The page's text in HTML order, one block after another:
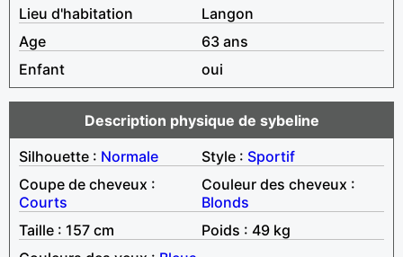
Lieu d'habitation
Langon
Age
63 ans
Enfant
oui
Description physique de sybeline
Silhouette : Normale Style : Sportif
Coupe de cheveux :
Courts
Couleur des cheveux :
Blonds
Taille : 157 cm
Poids : 49 kg